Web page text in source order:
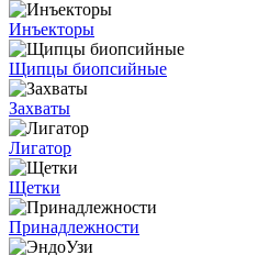
Инъекторы
Щипцы биопсийные
Захваты
Лигатор
Щетки
Принадлежности